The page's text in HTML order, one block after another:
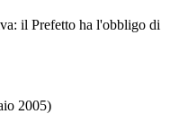
il Prefetto ha l'obbligo di
2005)